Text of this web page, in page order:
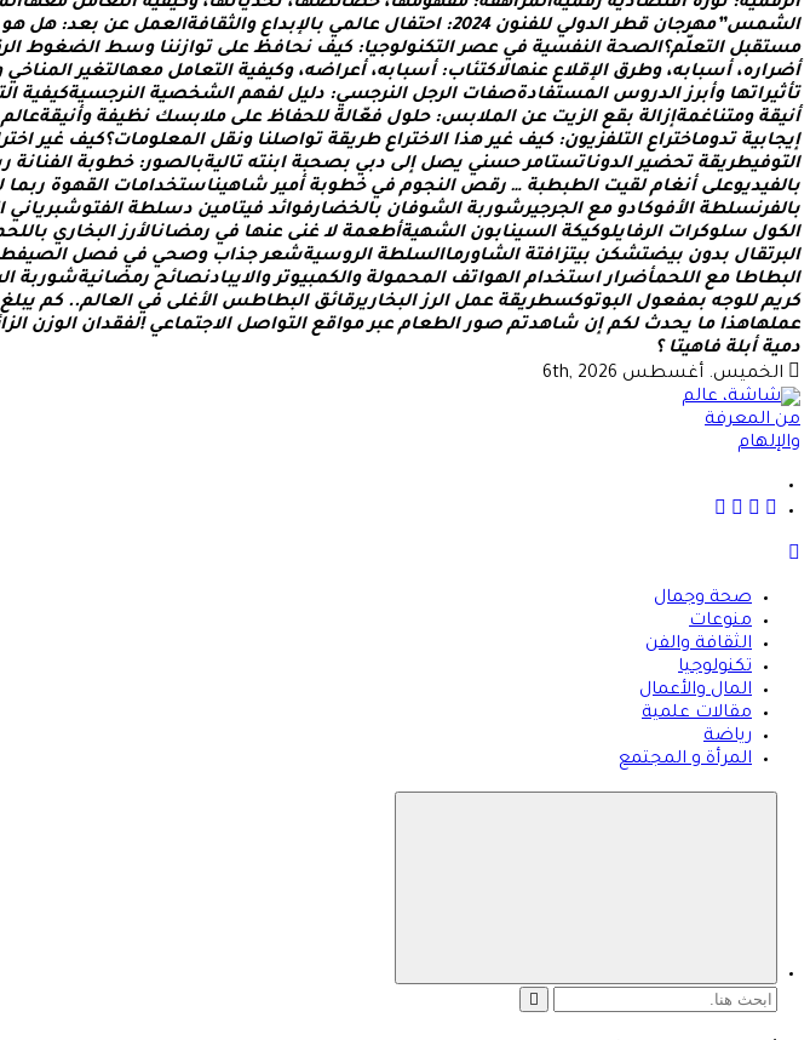
الشمس”مهرجان قطر الدولي للفنون 2024
: احتفال عالمي بالبداع والثقافةالعمل عن بعد: هل هو
مستقبل التعلم؟الصحة النفسية في عصر التكنولوجيا: كيف نحافظ على توازننا وسط الضغوط الر
أضراره، أسبابه، وطرق القلع عنهالكتئاب: أسبابه، أعراضه، وكيفية التعامل معهالتغير المناخي
تأثيراتها وأبرز الدروس المستفادةصفات الرجل النرجسي: دليل لفهم الشخصية النرجسيةكيفية ال
أنيقة ومتناغمةإزالة بقع الزيت عن الملبس: حلول فعالة للحفاظ على ملبسك نظيفة وأنيقةعالم
إيجابية تدوماختراع التلفزيون: كيف غير هذا الختراع طريقة تواصلنا ونقل المعلومات؟كيف غير اختر
التوفيطريقة تحضير الدوناتستامر حسني يصل إلى دبي بصحبة ابنته تاليةبالصور: خطوبة الفنانة ر
بالفيديوعلى أنغام لقيت الطبطبة … رقص النجوم في خطوبة أمير شاهيناستخدامات القهوة ربما
بالفرنسلطة الفوكادو مع الجرجيرشوربة الشوفان بالخضارفوائد فيتامين دسلطة الفتوشبرياني ا
الكول سلوكرات الرفايلوكيكة السينابون الشهيةأطعمة ل غنى عنها في رمضانالرز البخاري باللح
البرتقال بدون بيضتشكن بيتزافتة الشاورماالسلطة الروسيةشعر جذاب وصحي في فصل الصيفط
البطاطا مع اللحمأضرار استخدام الهواتف المحمولة والكمبيوتر واليبادنصائح رمضانيةشوربة ال
كريم للوجه بمفعول البوتوكسطريقة عمل الرز البخاريرقائق البطاطس الغلى في العالم.
. كم يبلغ
عملهاهذا ما يحدث لكم إن شاهدتم صور الطعام عبر مواقع التواصل الجتماعي !لفقدان الوزن الزا
دمية أبلة فاهيتا ؟
الخميس. أغسطس 6th, 2026
شاشة هي منصة شاملة تقدم محتوى متنوعًا يغطي مواضيع مثل الصحة والجمال، وصفات الطبخ، العلاقة
على أسلوب الحياة الحديث، بالإضافة إلى تغطية مواضيع تتعلق بالأمومة والعناية الشخصية.
صحة وجمال
منوعات
الثقافة والفن
تكنولوجيا
المال والأعمال
مقالات علمية
رياضة
المرأة و المجتمع
البحث